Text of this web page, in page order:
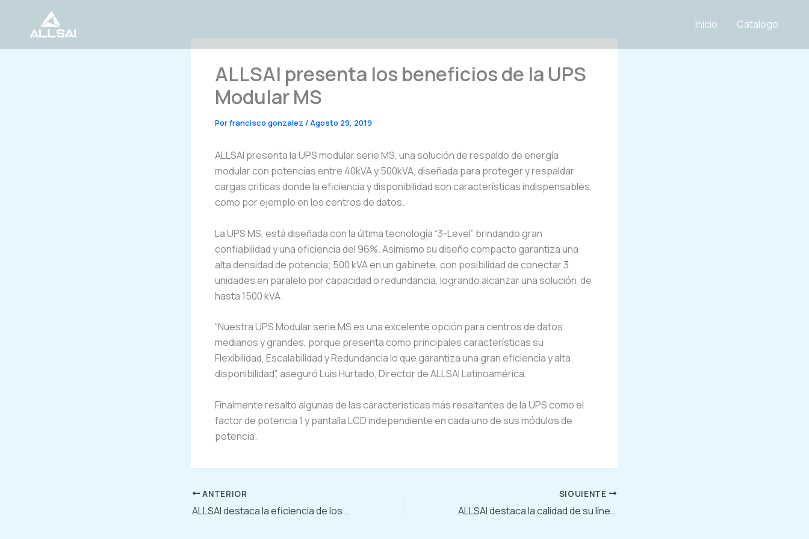
contenido
Inicio Catalogo
ALLSAI presenta los beneficios de la UPS
Modular MS
Porfrancisco gonzalez /Agosto 29, 2019
ALLSAI presenta la UPS modular serie MS, una solución de respaldo de energía
modular con potencias entre 40kVA y 500kVA, diseñada para proteger y respaldar
cargas criticas donde la eficiencia y disponibilidad son características indispensables,
como por ejemplo en los centros de datos.
La UPS MS, está diseñada con la última tecnología “3-Level” brindando gran
confiabilidad y una eficiencia del 96%. Asimismo su diseño compacto garantiza una
alta densidad de potencia; 500 kVA en un gabinete, con posibilidad de conectar 3
unidades en paralelo por capacidad o redundancia, logrando alcanzar una solución de
hasta 1500 kVA.
“Nuestra UPS Modular serie MS es una excelente opción para centros de datos
medianos y grandes, porque presenta como principales características su
Flexibilidad, Escalabilidad y Redundancia lo que garantiza una gran eficiencia y alta
disponibilidad”, aseguró Luis Hurtado, Director de ALLSAI Latinoamérica.
Finalmente resaltó algunas de las características más resaltantes de la UPS como el
factor de potencia 1 y pantalla LCD independiente en cada uno de sus módulos de
potencia.
ANTERIOR
ALLSAI destaca la eficiencia de los Variadores de Frecuencia VF200
SIGUIENTE
ALLSAI destaca la calidad de su línea de UPS Monofásica